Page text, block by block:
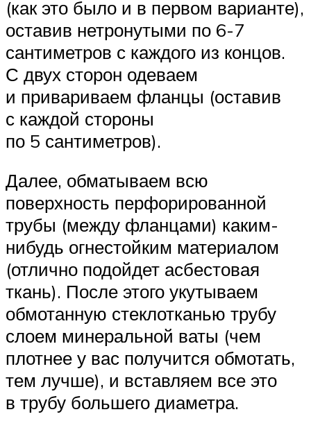
(как это было и в первом варианте),
оставив нетронутыми по 6-7
сантиметров с каждого из концов.
С двух сторон одеваем
и привариваем фланцы (оставив
с каждой стороны
по 5 сантиметров).
Далее, обматываем всю
поверхность перфорированной
трубы (между фланцами) каким-
нибудь огнестойким материалом
(отлично подойдет асбестовая
ткань). После этого укутываем
обмотанную стеклотканью трубу
слоем минеральной ваты (чем
плотнее у вас получится обмотать,
тем лучше), и вставляем все это
в трубу большего диаметра.